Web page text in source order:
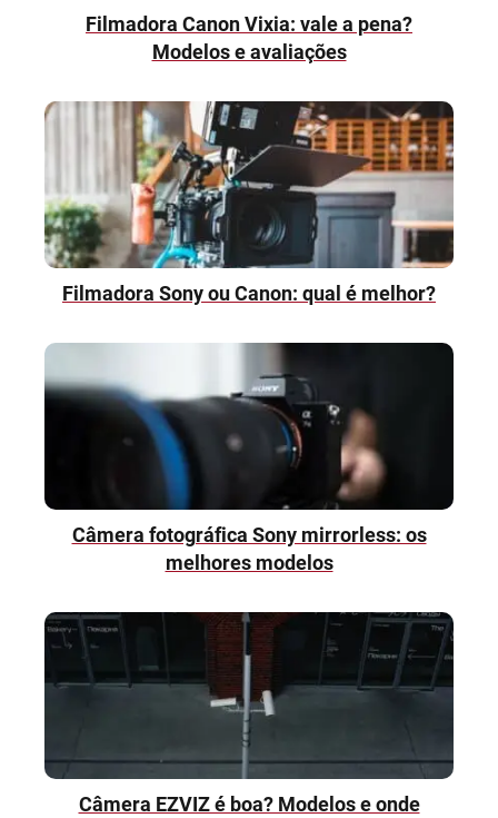
Filmadora Canon Vixia: vale a pena?
Modelos e avaliações
Filmadora Sony ou Canon: qual é melhor?
Câmera fotográfica Sony mirrorless: os
melhores modelos
Câmera EZVIZ é boa? Modelos e onde